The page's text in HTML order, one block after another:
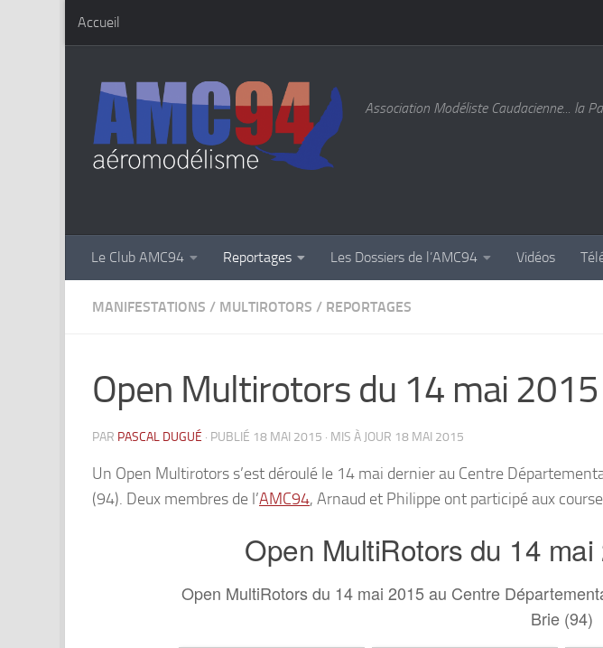
Skip to content
Accueil
Association Modéliste Caudacienne... la
Le Club AMC94 Reportages Les Dossiers de l’AMC94 Vidéos
MANIFESTATIONS / MULTIROTORS / REPORTAGES
Open Multirotors du 14 mai 2015
PAR PASCAL DUGUÉ · PUBLIÉ 18 MAI 2015 · MIS À JOUR 18 MAI 2015
Un Open Multirotors s’est déroulé le 14 mai dernier au Centre
(94). Deux membres de l’AMC94, Arnaud et Philippe ont participé aux
Open MultiRotors du 14
Open MultiRotors du 14 mai 2015 au Centre
Brie (94)